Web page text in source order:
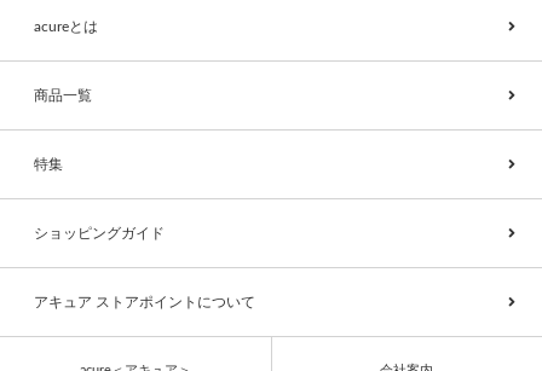
acureとは
商品一覧
特集
ショッピングガイド
アキュア ストアポイントについて